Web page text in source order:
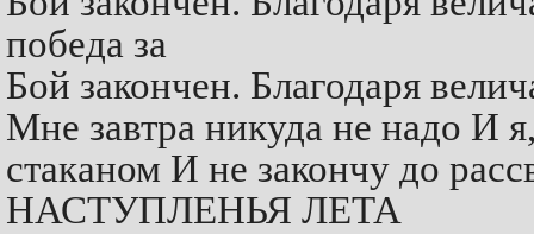
победа за
Бой закончен. Благодаря
Мне завтра никуда не надо И
стаканом И не закончу до
НАСТУПЛЕНЬЯ ЛЕТА